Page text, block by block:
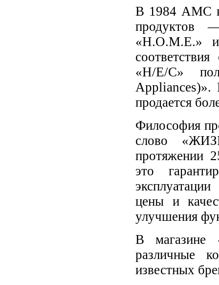
В 1984 AMC
продуктов
«H.O.M.E.»
«H/E/C»
Appliances)».
продается
Философия
слово
протяжении
это
цены и
улучшения
В магазине
различные
известных